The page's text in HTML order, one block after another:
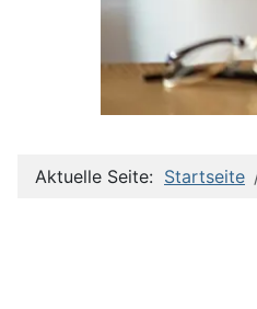
Aktuelle Seite: Startseite